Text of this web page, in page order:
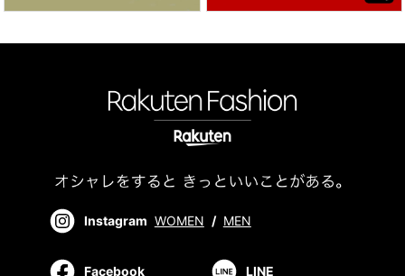
Instagram WOMEN / MEN
Facebook LINE